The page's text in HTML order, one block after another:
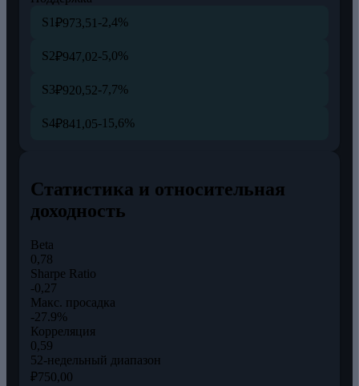
S1₽973,51 -2,4%
S2₽947,02-5,0%
S3₽920,52-7,7%
S4₽841,05-15,6%
Статистика и относительная
доходность
Beta
0,78
Sharpe Ratio
-0,27
Макс. просадка
-27.9%
Корреляция
0,59
52-недельный диапазон
₽750,00